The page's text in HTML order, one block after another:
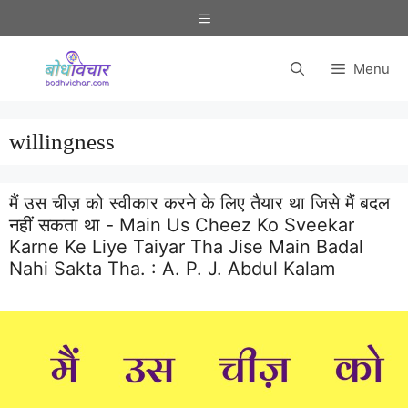
to
Menu
Menu
willingness
मैं उस चीज़ को स्वीकार करने के लिए तैयार था जिसे मैं बदल
नहीं सकता था - Main Us Cheez Ko Sveekar
Karne Ke Liye Taiyar Tha Jise Main Badal
Nahi Sakta Tha. : A. P. J. Abdul Kalam